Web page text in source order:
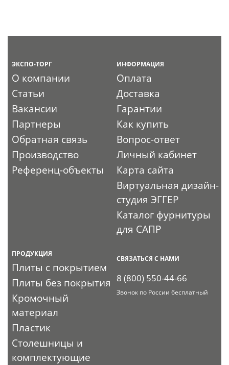
ЭКСПО-ТОРГ
О компании
Статьи
Вакансии
Партнеры
Обратная связь
Производство
Референц-объекты
ИНФОРМАЦИЯ
Оплата
Доставка
Гарантии
Как купить
Вопрос-ответ
Личный кабинет
Карта сайта
Виртуальная дизайн-
студия ЭГГЕР
Каталог фурнитуры
для САПР
ПРОДУКЦИЯ
Плиты с покрытием
Плиты без покрытия
Кромочный
материал
Пластик
Столешницы и
комплектующие
СВЯЗАТЬСЯ С НАМИ
8 (800) 550-44-66
Звонок по России бесплатный